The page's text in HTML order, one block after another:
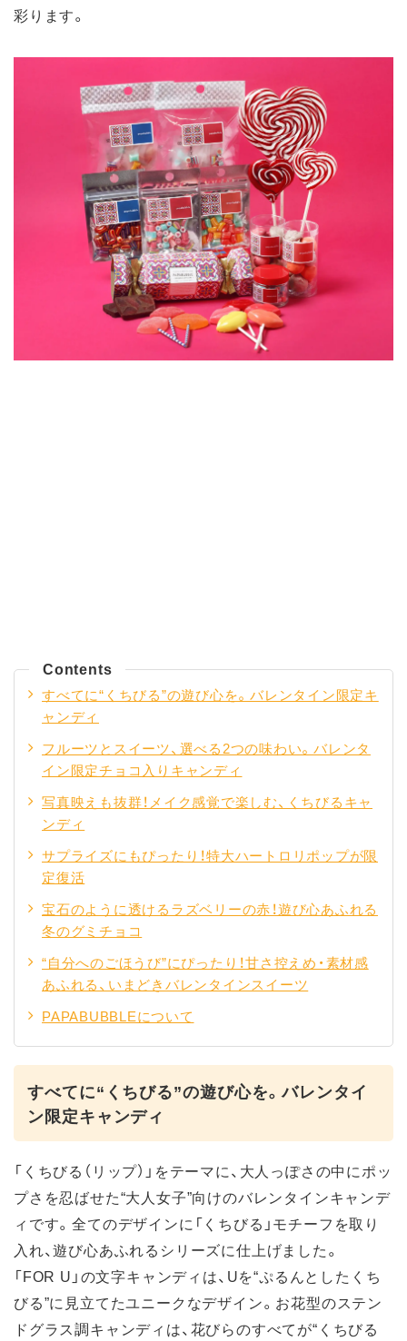
彩ります。
Contents
すべてに“くちびる”の遊び心を。バレンタイン限定キ
ャンディ
フルーツとスイーツ、選べる2つの味わい。バレンタ
イン限定チョコ入りキャンディ
写真映えも抜群！メイク感覚で楽しむ、くちびるキャ
ンディ
サプライズにもぴったり！特大ハートロリポップが限
定復活
宝石のように透けるラズベリーの赤！遊び心あふれる
冬のグミチョコ
“自分へのごほうび”にぴったり！甘さ控えめ・素材感
あふれる、いまどきバレンタインスイーツ
PAPABUBBLEについて
すべてに“くちびる”の遊び心を。バレンタイ
ン限定キャンディ
「くちびる（リップ）」をテーマに、大人っぽさの中にポッ
プさを忍ばせた“大人女子”向けのバレンタインキャンデ
ィです。全てのデザインに「くちびる」モチーフを取り
入れ、遊び心あふれるシリーズに仕上げました。
「FOR U」の文字キャンディは、Uを“ぷるんとしたくち
びる”に見立てたユニークなデザイン。お花型のステン
ドグラス調キャンディは、花びらのすべてが“くちびる